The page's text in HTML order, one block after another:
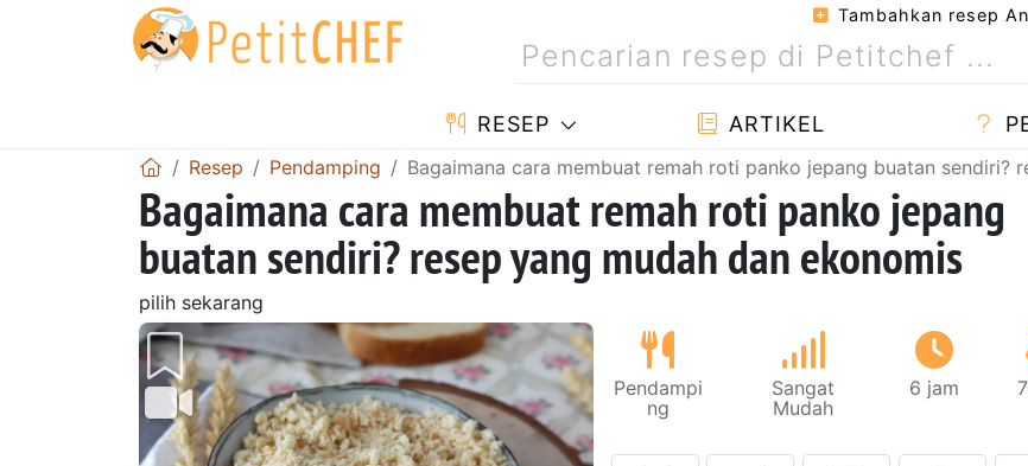
Tambahkan resep
RESEP ARTIKEL
Resep Pendamping Bagaimana cara membuat remah roti panko jepang buatan sendiri?
Bagaimana cara membuat remah roti panko jepang
buatan sendiri? resep yang mudah dan ekonomis
pilih sekarang
Pendampi
ng
Sangat
Mudah
6 jam